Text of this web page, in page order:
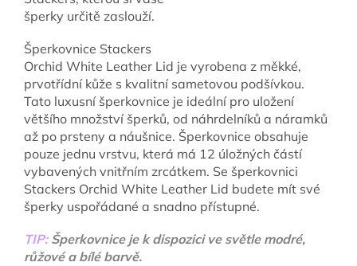
šperky určitě zaslouží.
Šperkovnice Stackers
Orchid White Leather Lid je vyrobena z měkké,
prvotřídní kůže s kvalitní sametovou podšívkou.
Tato luxusní šperkovnice je ideální pro uložení
většího množství šperků, od náhrdelníků a náramků
až po prsteny a náušnice. Šperkovnice obsahuje
pouze jednu vrstvu, která má 12 úložných částí
vybavených vnitřním zrcátkem. Se šperkovnici
Stackers Orchid White Leather Lid budete mít své
šperky uspořádané a snadno přístupné.
TIP: Šperkovnice je k dispozici ve světle modré,
růžové a bílé barvě.